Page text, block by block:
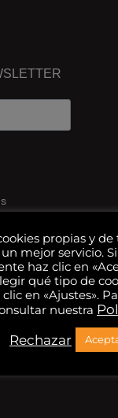
propias y de
mejor servicio.
haz clic en
qué tipo de
en «Ajustes».
nuestra
Rechazar